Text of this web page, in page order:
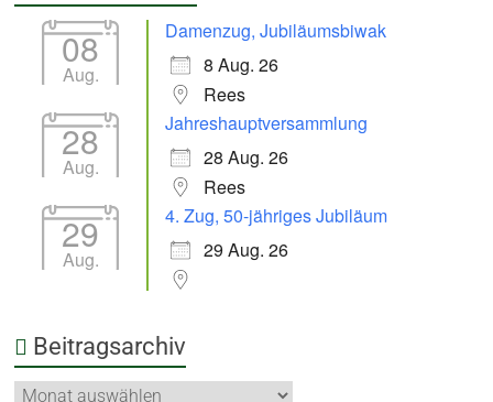
08
Aug.
Damenzug, Jubiläumsbiwak
8 Aug. 26
Rees
28
Aug.
Jahreshauptversammlung
28 Aug. 26
Rees
29
Aug.
4. Zug, 50-jähriges Jubiläum
29 Aug. 26
Beitragsarchiv